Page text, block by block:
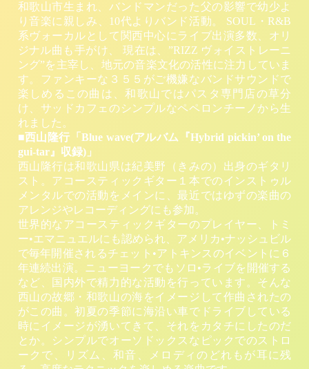
和歌山市生まれ、バンドマンだった父の影響で幼少よ
り音楽に親しみ、10代よりバンド活動。 SOUL・R&B
系ヴォーカルとして関西中心にライブ出演多数、オリ
ジナル曲も手がけ、 現在は、”RIZZ ヴォイストレーニ
ング”を主宰し、地元の音楽文化の活性に注力していま
す。ファンキーな３５５がご機嫌なバンドサウンドで
楽しめるこの曲は、和歌山ではパスタ専門店の草分
け、サッドカフェのシンプルなペペロンチーノから生
れました。
■西山隆行「Blue wave(アルバム『Hybrid pickin’ on the
gui-tar』収録)」
西山隆行は和歌山県は紀美野（きみの）出身のギタリ
スト。アコースティックギター１本でのインストゥル
メンタルでの活動をメインに、最近ではゆずの楽曲の
アレンジやレコーディングにも参加。
世界的なアコースティックギターのプレイヤー、トミ
ー•エマニュエルにも認められ、アメリカ•ナッシュビル
で毎年開催されるチェット•アトキンスのイベントに６
年連続出演。ニューヨークでもソロ•ライブを開催する
など、国内外で精力的な活動を行っています。そんな
西山の故郷・和歌山の海をイメージして作曲されたの
がこの曲。初夏の季節に海沿い車でドライブしている
時にイメージが湧いてきて、それをカタチにしたのだ
とか。シンプルでオーソドックスなピックでのストロ
ークで、リズム、和音、メロディのどれもが耳に残